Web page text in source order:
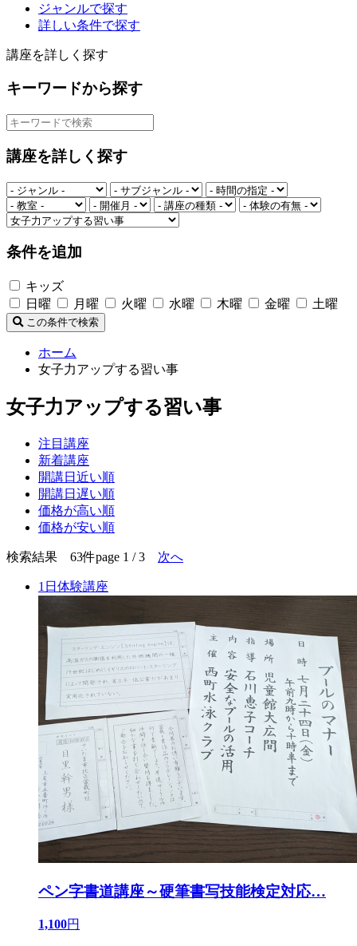
ジャンルで探す
詳しい条件で探す
講座を詳しく探す
キーワードから探す
講座を詳しく探す
条件を追加
キッズ
日曜
月曜 火曜 水曜 木曜 金曜 土曜
この条件で検索
ホーム
女子力アップする習い事
女子力アップする習い事
注目講座
新着講座
開講日近い順
開講日遅い順
価格が高い順
価格が安い順
検索結果 63件page 1 / 3 次へ
1日体験講座
ペン字書道講座～硬筆書写技能検定対応…
1,100円